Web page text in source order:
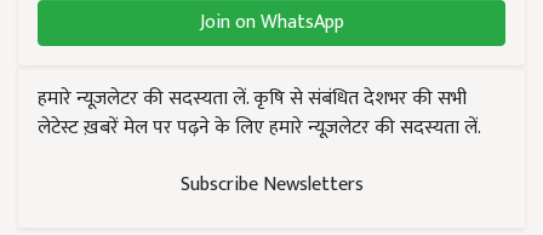
Join on WhatsApp
हमारे न्यूज़लेटर की सदस्यता लें. कृषि से संबंधित देशभर की सभी
लेटेस्ट ख़बरें मेल पर पढ़ने के लिए हमारे न्यूज़लेटर की सदस्यता लें.
Subscribe Newsletters